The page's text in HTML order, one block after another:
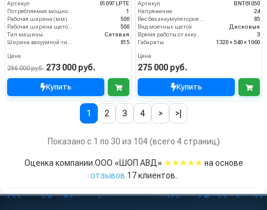
Артикул
01097 LPTE
Потребляемая мощность (кВт)
1
Рабочая ширина (мм)
500
Рабочая ширина щеток (мм)
500
Тип машины
Сетевая
Ширина вакуумной чистки (мм)
815
Цена
296 000 руб. 273 000 руб.
Купить
Артикул
BNT61050
Напряжение
24
Вес без аккумуляторов (кг)
85
Вид моечных щеток
Дисковые
Время работы от аккумуляторов (ч)
3
Габариты
1320 × 540 × 1060
Цена
275 000 руб.
Купить
1 2 3 4 > >|
Показано с 1 по 30 из 104 (всего 4 страниц)
Оценка компании ООО «ШОП АВД» ★★★★★ на основе
отзывов 17клиентов.